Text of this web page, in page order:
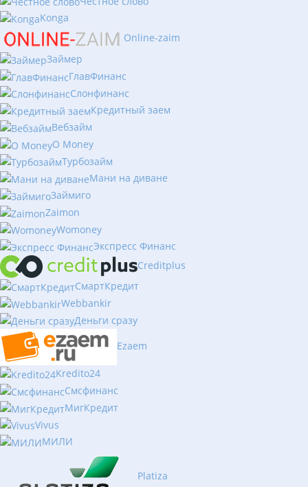
Konga
Online-zaim
Займер
ГлавФинанс
Слонфинанс
Кредитный заем
Вебзайм
O Money
Турбозайм
Мани на диване
Займиго
Zaimon
Womoney
Экспресс Финанс
Creditplus
СмартКредит
Webbankir
Деньги сразу
Ezaem
Kredito24
Смсфинанс
МигКредит
Vivus
МИЛИ
Platiza